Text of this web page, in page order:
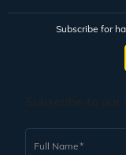
Subscribe for
Full Name